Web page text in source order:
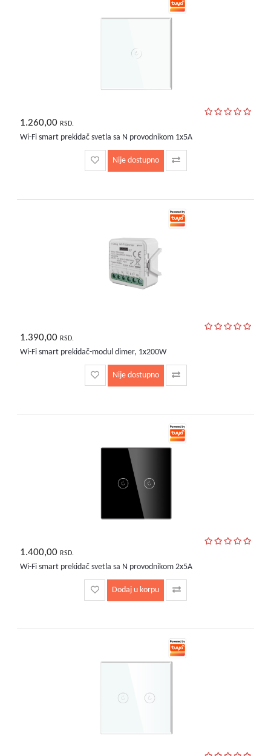
1.260,00 RSD.
Wi-Fi smart prekidač svetla sa N provodnikom 1x5A
Nije dostupno
1.390,00 RSD.
Wi-Fi smart prekidač-modul dimer, 1x200W
Nije dostupno
1.400,00 RSD.
Wi-Fi smart prekidač svetla sa N provodnikom 2x5A
Dodaj u korpu